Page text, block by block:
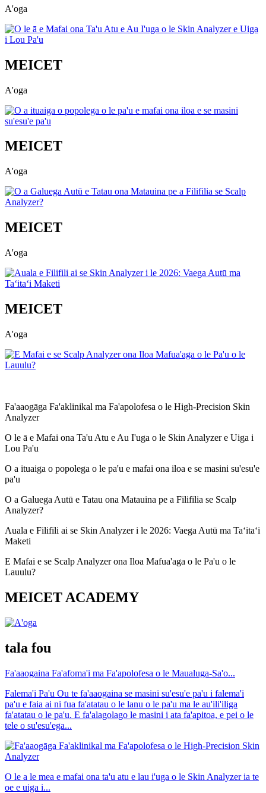
A'oga
MEICET
A'oga
MEICET
A'oga
MEICET
A'oga
MEICET
A'oga
Fa'aaogāga Fa'aklinikal ma Fa'apolofesa o le High-Precision Skin
Analyzer
O le ā e Mafai ona Ta'u Atu e Au I'uga o le Skin Analyzer e Uiga i
Lou Pa'u
O a ituaiga o popolega o le pa'u e mafai ona iloa e se masini su'esu'e
pa'u
O a Galuega Autū e Tatau ona Matauina pe a Filifilia se Scalp
Analyzer?
Auala e Filifili ai se Skin Analyzer i le 2026: Vaega Autū ma Taʻitaʻi
Maketi
E Mafai e se Scalp Analyzer ona Iloa Mafua'aga o le Pa'u o le
Lauulu?
MEICET ACADEMY
tala fou
Fa'aaogaina Fa'afoma'i ma Fa'apolofesa o le Maualuga-Sa'o...
Falema'i Pa'u Ou te fa'aaogaina se masini su'esu'e pa'u i falema'i
pa'u e faia ai ni fua fa'atatau o le lanu o le pa'u ma le au'ili'iliga
fa'atatau o le pa'u. E fa'alagolago le masini i ata fa'apitoa, e pei o le
tele o su'esu'ega...
O le a le mea e mafai ona ta'u atu e lau i'uga o le Skin Analyzer ia te
oe e uiga i...